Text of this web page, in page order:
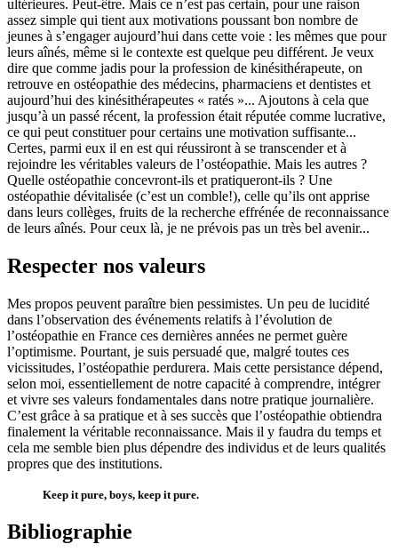
ultérieures. Peut-être. Mais ce n’est pas certain, pour une raison
assez simple qui tient aux motivations poussant bon nombre de
jeunes à s’engager aujourd’hui dans cette voie : les mêmes que pour
leurs aînés, même si le contexte est quelque peu différent. Je veux
dire que comme jadis pour la profession de kinésithérapeute, on
retrouve en ostéopathie des médecins, pharmaciens et dentistes et
aujourd’hui des kinésithérapeutes « ratés »... Ajoutons à cela que
jusqu’à un passé récent, la profession était réputée comme lucrative,
ce qui peut constituer pour certains une motivation suffisante...
Certes, parmi eux il en est qui réussiront à se transcender et à
rejoindre les véritables valeurs de l’ostéopathie. Mais les autres ?
Quelle ostéopathie concevront-ils et pratiqueront-ils ? Une
ostéopathie dévitalisée (c’est un comble!), celle qu’ils ont apprise
dans leurs collèges, fruits de la recherche effrénée de reconnaissance
de leurs aînés. Pour ceux là, je ne prévois pas un très bel avenir...
Respecter nos valeurs
Mes propos peuvent paraître bien pessimistes. Un peu de lucidité
dans l’observation des événements relatifs à l’évolution de
l’ostéopathie en France ces dernières années ne permet guère
l’optimisme. Pourtant, je suis persuadé que, malgré toutes ces
vicissitudes, l’ostéopathie perdurera. Mais cette persistance dépend,
selon moi, essentiellement de notre capacité à comprendre, intégrer
et vivre ses valeurs fondamentales dans notre pratique journalière.
C’est grâce à sa pratique et à ses succès que l’ostéopathie obtiendra
finalement la véritable reconnaissance. Mais il y faudra du temps et
cela me semble bien plus dépendre des individus et de leurs qualités
propres que des institutions.
Keep it pure, boys, keep it pure.
Bibliographie